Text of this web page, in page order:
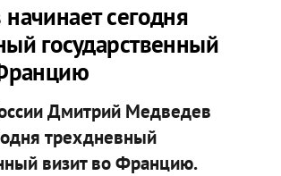
сегодня
государственный
Дмитрий Медведев
трехдневный
визит во Францию.